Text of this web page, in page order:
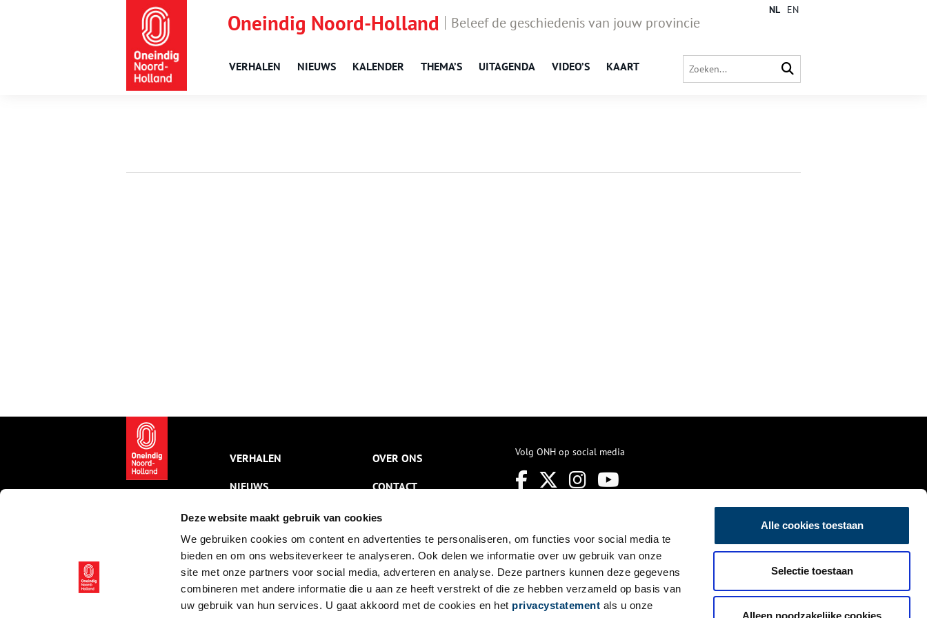
Deze website maakt gebruik van cookies
We gebruiken cookies om content en advertenties te personaliseren, om functies voor social media te
bieden en om ons websiteverkeer te analyseren. Ook delen we informatie over uw gebruik van onze
site met onze partners voor social media, adverteren en analyse. Deze partners kunnen deze gegevens
combineren met andere informatie die u aan ze heeft verstrekt of die ze hebben verzameld op basis van
uw gebruik van hun services. U gaat akkoord met de cookies en het privacystatement als u onze
Alle cookies toestaan
Selectie toestaan
Alleen noodzakelijke cookies
Oneindig Noord-Holland Beleef de geschiedenis van jouw provincie
VERHALEN NIEUWS KALENDER THEMA’S UITAGENDA VIDEO’S KAART
NL EN
VERHALEN
NIEUWS
KALENDER
THEMA’S
ACTIVITEITEN
VIDEO’S
OVER ONS
CONTACT
NIEUWSBRIEF
DISCLAIMER
PRIVACY
TOEGANKELIJKHEID
Volg ONH op social media